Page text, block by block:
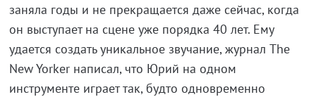
заняла годы и не прекращается даже сейчас, когда
он выступает на сцене уже порядка 40 лет. Ему
удается создать уникальное звучание, журнал The
New Yorker написал, что Юрий на одном
инструменте играет так, будто одновременно